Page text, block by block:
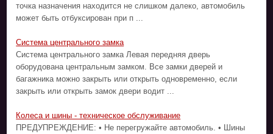
точка назначения находится не слишком далеко, автомобиль
может быть отбуксирован при п ...
Система центрального замка
Система центрального замка Левая передняя дверь
оборудована центральным замком. Все замки дверей и
багажника можно закрыть или открыть одновременно, если
закрыть или открыть замок двери водит ...
Колеса и шины - техническое обслуживание
ПРЕДУПРЕЖДЕНИЕ: • Не перегружайте автомобиль. • Шины